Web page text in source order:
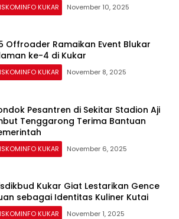
KUKAR November 10, 2025
Offroader Ramaikan Event Blukar
ke-4 di Kukar
KUKAR November 8, 2025
Pesantren di Sekitar Stadion Aji
Tenggarong Terima Bantuan
KUKAR November 6, 2025
Kukar Giat Lestarikan Gence
sebagai Identitas Kuliner Kutai
KUKAR November 1, 2025